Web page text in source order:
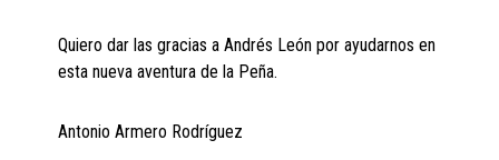
Quiero dar las gracias a Andrés León por ayudarnos en
esta nueva aventura de la Peña.
Antonio Armero Rodríguez